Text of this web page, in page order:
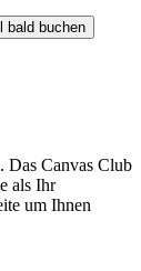
bald buchen
Das Canvas Club
als Ihr
um Ihnen